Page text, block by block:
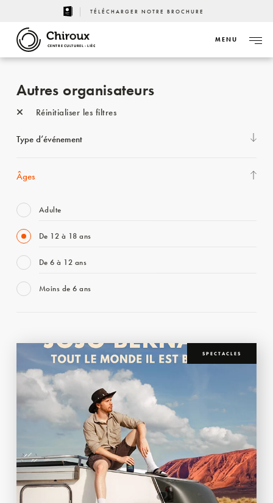
TÉLÉCHARGER NOTRE BROCHURE
CENTRE CULTUREL - LIÈGE
MENU
Autres organisateurs
Réinitialiser les filtres
Type d’événement
Âges
Adulte
De 12 à 18 ans
De 6 à 12 ans
Moins de 6 ans
SPECTACLES